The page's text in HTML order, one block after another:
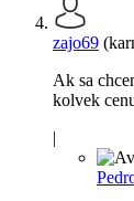
zajo69
Ak sa
kolvek
|